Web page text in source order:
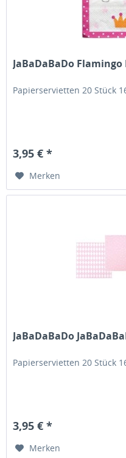
JaBaDaBaDo
Papierservietten 20 Stück
3,95 € *
Merken
JaBaDaBaDo
Papierservietten 20 Stück
3,95 € *
Merken